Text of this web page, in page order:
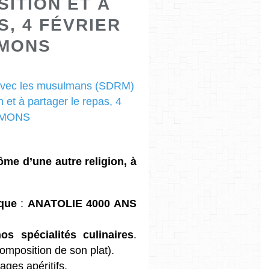
ET À
4 FÉVRIER
d’une autre religion, à
: ANATOLIE 4000 ANS
spécialités culinaires.
de son plat).
apéritifs.